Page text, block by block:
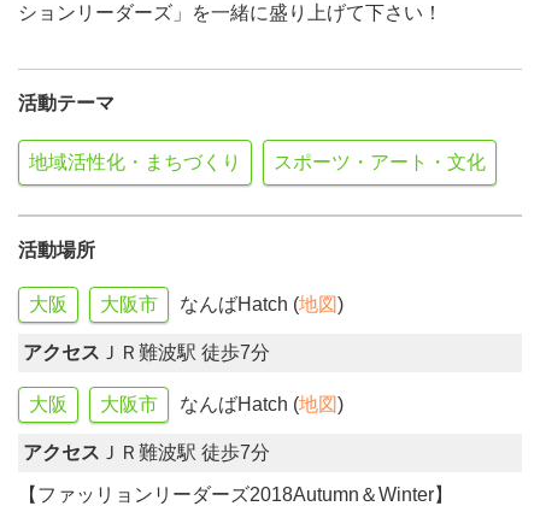
ションリーダーズ」を一緒に盛り上げて下さい！
活動テーマ
地域活性化・まちづくり スポーツ・アート・文化
活動場所
大阪 大阪市 なんばHatch (地図)
アクセス ＪＲ難波駅 徒歩7分
大阪 大阪市 なんばHatch (地図)
アクセス ＪＲ難波駅 徒歩7分
【ファッリョンリーダーズ2018Autumn＆Winter】